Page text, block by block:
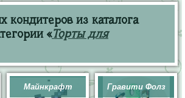
кондитеров из каталога
«Торты для
Майнкрафт Гравити Фолз